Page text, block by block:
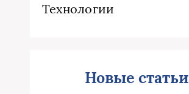
Технологии
Новые статьи